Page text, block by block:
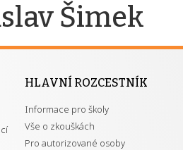
Šimek
HLAVNÍ ROZCESTNÍK
Informace pro školy
Vše o zkouškách
Pro autorizované osoby